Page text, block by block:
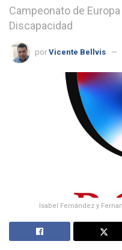
Campeonato de
Discapacidad
por Vicente Bellvis
Isabel Fernández y